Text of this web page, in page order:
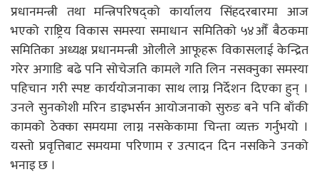
प्रधानमन्त्री तथा मन्त्रिपरिषद्को कार्यालय सिंहदरबारमा आज
भएको राष्ट्रिय विकास समस्या समाधान समितिको ५४औँ बैठकमा
समितिका अध्यक्ष प्रधानमन्त्री ओलीले आफूहरू विकासलाई केन्द्रित
गरेर अगाडि बढे पनि सोचेजति कामले गति लिन नसक्नुका समस्या
पहिचान गरी स्पष्ट कार्ययोजनाका साथ लाग्न निर्देशन दिएका हुन् ।
उनले सुनकोशी मरिन डाइभर्सन आयोजनाको सुरुङ बने पनि बाँकी
कामको ठेक्का समयमा लाग्न नसकेकामा चिन्ता व्यक्त गर्नुभयो ।
यस्तो प्रवृत्तिबाट समयमा परिणाम र उत्पादन दिन नसकिने उनको
भनाइ छ ।